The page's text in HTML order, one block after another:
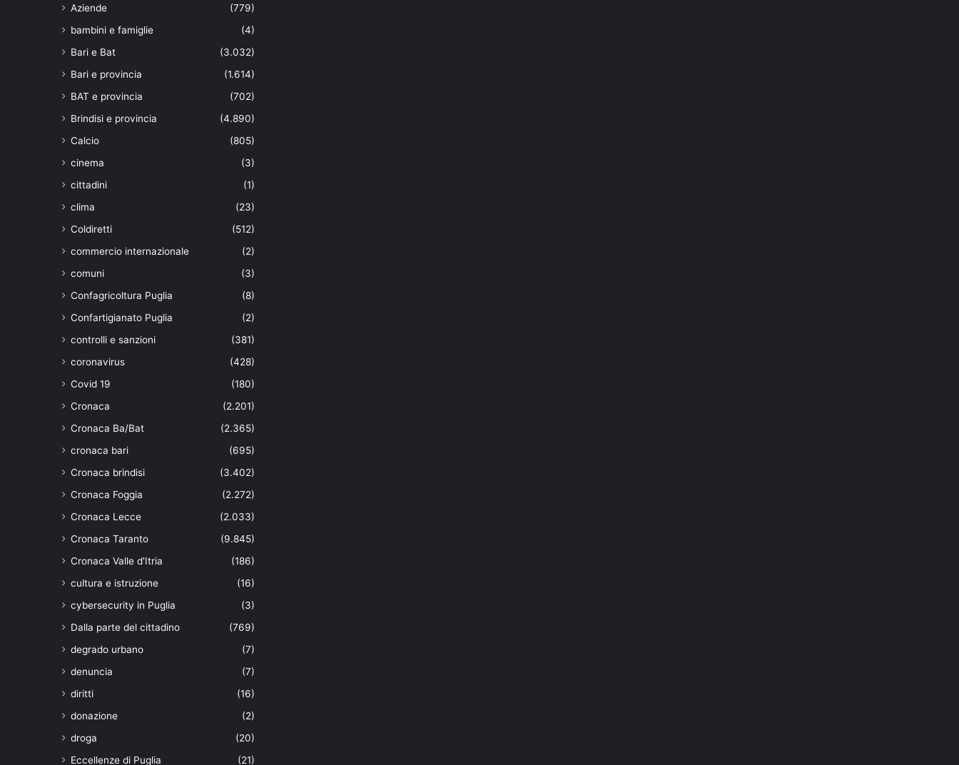
Aziende
(779)
bambini e famiglie
(4)
Bari e Bat
(3.032)
Bari e provincia
(1.614)
BAT e provincia
(702)
Brindisi e provincia
(4.890)
Calcio
(805)
cinema
(3)
cittadini
(1)
clima
(23)
Coldiretti
(512)
commercio internazionale
(2)
comuni
(3)
Confagricoltura Puglia
(8)
Confartigianato Puglia
(2)
controlli e sanzioni
(381)
coronavirus
(428)
Covid 19
(180)
Cronaca
(2.201)
Cronaca Ba/Bat
(2.365)
cronaca bari
(695)
Cronaca brindisi
(3.402)
Cronaca Foggia
(2.272)
Cronaca Lecce
(2.033)
Cronaca Taranto
(9.845)
Cronaca Valle d'Itria
(186)
cultura e istruzione
(16)
cybersecurity in Puglia
(3)
Dalla parte del cittadino
(769)
degrado urbano
(7)
denuncia
(7)
diritti
(16)
donazione
(2)
droga
(20)
Eccellenze di Puglia
(21)